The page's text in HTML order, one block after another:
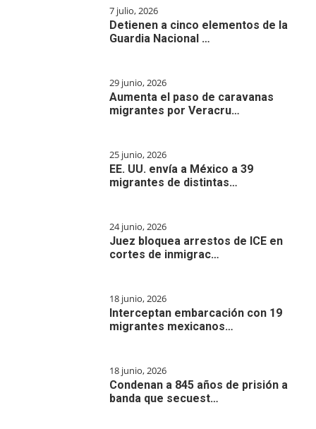
7 julio, 2026
Detienen a cinco elementos de la
Guardia Nacional …
29 junio, 2026
Aumenta el paso de caravanas
migrantes por Veracru…
25 junio, 2026
EE. UU. envía a México a 39
migrantes de distintas…
24 junio, 2026
Juez bloquea arrestos de ICE en
cortes de inmigrac…
18 junio, 2026
Interceptan embarcación con 19
migrantes mexicanos…
18 junio, 2026
Condenan a 845 años de prisión a
banda que secuest…